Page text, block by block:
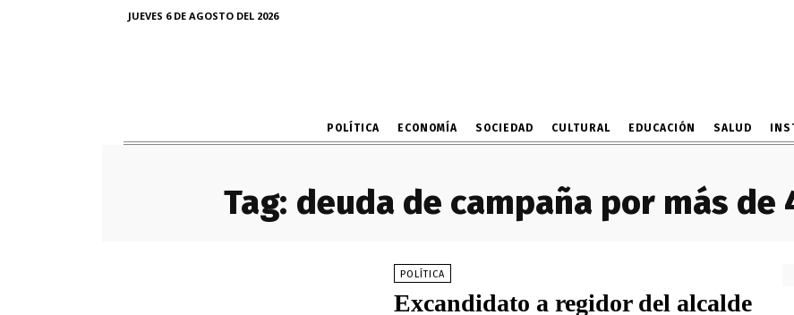
JUEVES 6 DE AGOSTO DEL 2026
POLÍTICA ECONOMÍA SOCIEDAD CULTURAL EDUCACIÓN SALUD
Tag: deuda de campaña por más de
POLÍTICA
Excandidato a regidor del alcalde